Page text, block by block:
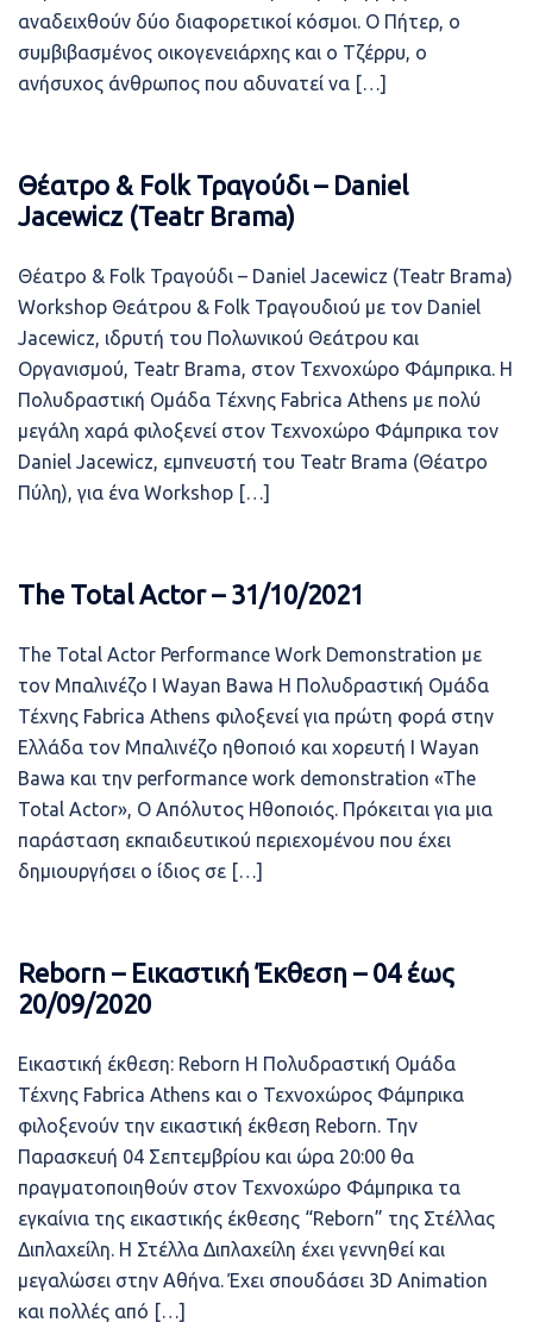
αναδειχθούν δύο διαφορετικοί κόσμοι. Ο Πήτερ, ο
συμβιβασμένος οικογενειάρχης και ο Τζέρρυ, ο
ανήσυχος άνθρωπος που αδυνατεί να […]
Θέατρο & Folk Τραγούδι – Daniel
Jacewicz (Teatr Brama)
Θέατρο & Folk Τραγούδι – Daniel Jacewicz (Teatr Brama)
Workshop Θεάτρου & Folk Τραγουδιού με τον Daniel
Jacewicz, ιδρυτή του Πολωνικού Θεάτρου και
Οργανισμού, Teatr Brama, στον Τεχνοχώρο Φάμπρικα. Η
Πολυδραστική Ομάδα Τέχνης Fabrica Athens με πολύ
μεγάλη χαρά φιλοξενεί στον Τεχνοχώρο Φάμπρικα τον
Daniel Jacewicz, εμπνευστή του Teatr Brama (Θέατρο
Πύλη), για ένα Workshop […]
The Total Actor – 31/10/2021
The Total Actor Performance Work Demonstration με
τον Μπαλινέζο I Wayan Bawa Η Πολυδραστική Ομάδα
Τέχνης Fabrica Athens φιλοξενεί για πρώτη φορά στην
Ελλάδα τον Μπαλινέζο ηθοποιό και χορευτή I Wayan
Bawa και την performance work demonstration «The
Total Actor», Ο Απόλυτος Ηθοποιός. Πρόκειται για μια
παράσταση εκπαιδευτικού περιεχομένου που έχει
δημιουργήσει ο ίδιος σε […]
Reborn – Εικαστική Έκθεση – 04 έως
20/09/2020
Εικαστική έκθεση: Reborn Η Πολυδραστική Ομάδα
Τέχνης Fabrica Athens και ο Τεχνοχώρος Φάμπρικα
φιλοξενούν την εικαστική έκθεση Reborn. Την
Παρασκευή 04 Σεπτεμβρίου και ώρα 20:00 θα
πραγματοποιηθούν στον Τεχνοχώρο Φάμπρικα τα
εγκαίνια της εικαστικής έκθεσης “Reborn” της Στέλλας
Διπλαχείλη. Η Στέλλα Διπλαχείλη έχει γεννηθεί και
μεγαλώσει στην Αθήνα. Έχει σπουδάσει 3D Αnimation
και πολλές από […]